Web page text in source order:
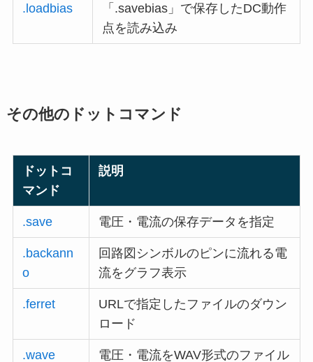
.loadbias
「.savebias」で保存したDC動作
点を読み込み
その他のドットコマンド
ドットコ
マンド
説明
.save 電圧・電流の保存データを指定
.backann
o
回路図シンボルのピンに流れる電
流をグラフ表示
.ferret
URLで指定したファイルのダウン
ロード
.wave
電圧・電流をWAV形式のファイル